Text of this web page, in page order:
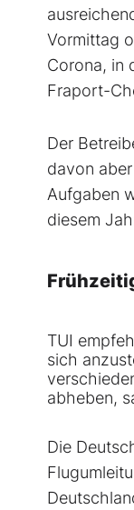
Vormittag
Corona, in
Fraport-
Der
davon
Aufgaben
diesem
TUI
sich
abheben,
Die